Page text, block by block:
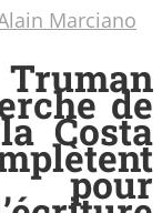
Marciano
de
Costa
pour